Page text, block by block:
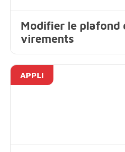
Modifier le plafond
virements
APPLI